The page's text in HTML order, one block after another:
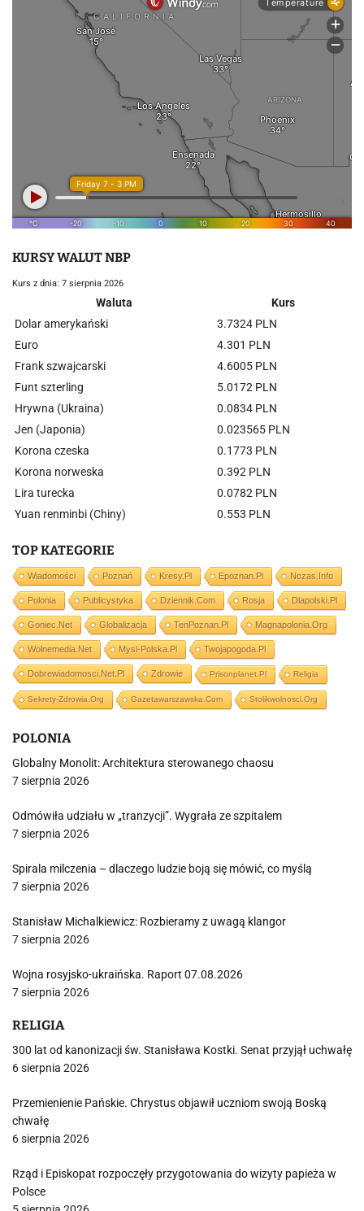
KURSY WALUT NBP
Kurs z dnia: 7 sierpnia 2026
Waluta
Kurs
Dolar amerykański
3.7324 PLN
Euro
4.301 PLN
Frank szwajcarski
4.6005 PLN
Funt szterling
5.0172 PLN
Hrywna (Ukraina)
0.0834 PLN
Jen (Japonia)
0.023565 PLN
Korona czeska
0.1773 PLN
Korona norweska
0.392 PLN
Lira turecka
0.0782 PLN
Yuan renminbi (Chiny)
0.553 PLN
TOP KATEGORIE
Wiadomości Poznań Kresy.pl Epoznan.pl Nczas.info
Polonia Publicystyka Dziennik.com Rosja Dlapolski.pl
Goniec.net Globalizacja TenPoznan.pl Magnapolonia.org
Wolnemedia.net Mysl-Polska.pl Twojapogoda.pl
Dobrewiadomosci.net.pl Zdrowie Prisonplanet.pl Religia
Sekrety-Zdrowia.org Gazetawarszawska.com Stolikwolnosci.org
POLONIA
Globalny Monolit: Architektura sterowanego chaosu
7 sierpnia 2026
Odmówiła udziału w „tranzycji”. Wygrała ze szpitalem
7 sierpnia 2026
Spirala milczenia – dlaczego ludzie boją się mówić, co myślą
7 sierpnia 2026
Stanisław Michalkiewicz: Rozbieramy z uwagą klangor
7 sierpnia 2026
Wojna rosyjsko-ukraińska. Raport 07.08.2026
7 sierpnia 2026
RELIGIA
300 lat od kanonizacji św. Stanisława Kostki. Senat przyjął uchwałę
6 sierpnia 2026
Przemienienie Pańskie. Chrystus objawił uczniom swoją Boską
chwałę
6 sierpnia 2026
Rząd i Episkopat rozpoczęły przygotowania do wizyty papieża w
Polsce